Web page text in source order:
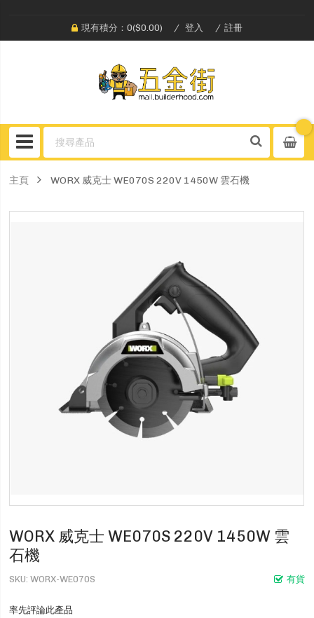
現有積分：0($0.00) 登入 註冊
主頁 WORX 威克士 WE070S 220V 1450W 雲石機
WORX 威克士 WE070S 220V 1450W 雲
石機
有貨
SKU WORX-WE070S
率先評論此產品